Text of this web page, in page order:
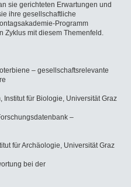
sie gerichteten Erwartungen und
ihre gesellschaftliche
Programm
Zyklus mit diesem Themenfeld.
– gesellschaftsrelevante
Institut für Biologie, Universität Graz
–
für Archäologie, Universität Graz
bei der